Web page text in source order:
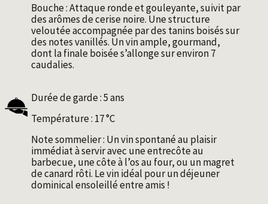
Bouche : Attaque ronde et gouleyante, suivit par
des arômes de cerise noire. Une structure
veloutée accompagnée par des tanins boisés sur
des notes vanillés. Un vin ample, gourmand,
dont la finale boisée sʼallonge sur environ 7
caudalies.
Durée de garde : 5 ans
Température : 17 °C
Note sommelier : Un vin spontané au plaisir
immédiat à servir avec une entrecôte au
barbecue, une côte à lʼos au four, ou un magret
de canard rôti. Le vin idéal pour un déjeuner
dominical ensoleillé entre amis !